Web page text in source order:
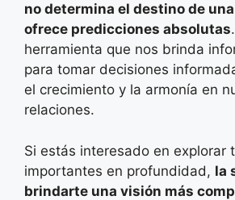
no determina el destino de
ofrece predicciones absolutas
herramienta que nos brinda
para tomar decisiones
el crecimiento y la armonía en
relaciones.
Si estás interesado en explorar
importantes en profundidad, la
brindarte una visión más